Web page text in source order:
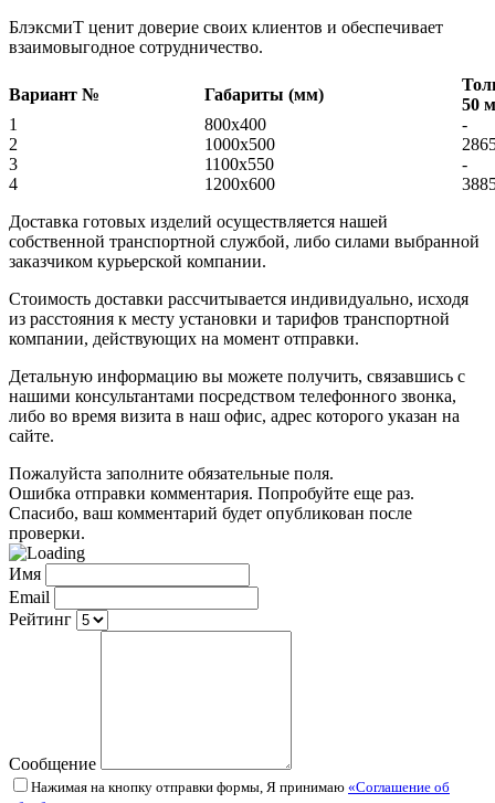
БлэксмиТ ценит доверие своих клиентов и обеспечивает
взаимовыгодное сотрудничество.
Вариант № Габариты (мм)
50
1
800x400
-
2
1000х500
3
1100х550
-
4
1200х600
Доставка готовых изделий осуществляется нашей
собственной транспортной службой, либо силами выбранной
заказчиком курьерской компании.
Стоимость доставки рассчитывается индивидуально, исходя
из расстояния к месту установки и тарифов транспортной
компании, действующих на момент отправки.
Детальную информацию вы можете получить, связавшись с
нашими консультантами посредством телефонного звонка,
либо во время визита в наш офис, адрес которого указан на
сайте.
Пожалуйста заполните обязательные поля.
Ошибка отправки комментария. Попробуйте еще раз.
Спасибо, ваш комментарий будет опубликован после
проверки.
Имя
Email
Рейтинг
Сообщение
Нажимая на кнопку отправки формы, Я принимаю «Соглашение об